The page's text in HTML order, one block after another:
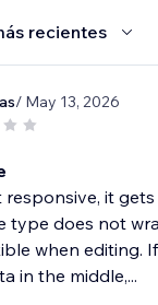
recientes
/ May 13, 2026
responsive, it
type does not
when editing.
in the middle,...